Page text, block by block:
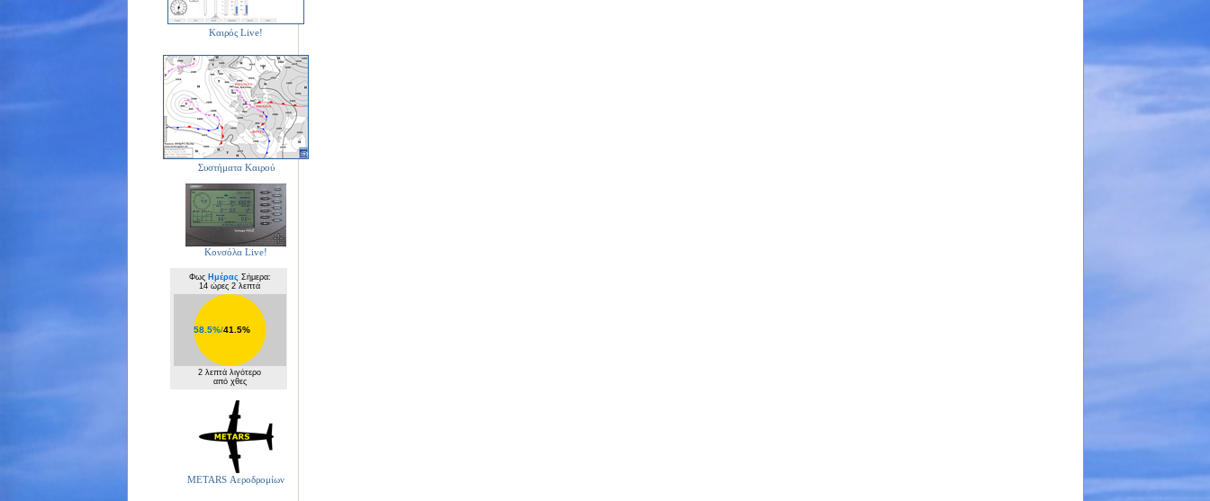
Καιρός Live!
Συστήματα Καιρού
Κονσόλα Live!
Φως Ημέρας Σήμερα:
14 ώρες 2 λεπτά
58.5%/41.5%
2 λεπτά λιγότερο
από χθες
METARS Αεροδρομίων